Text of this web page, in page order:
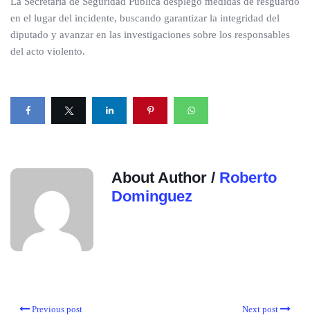
en el lugar del incidente, buscando garantizar la integridad del
diputado y avanzar en las investigaciones sobre los responsables
del acto violento.
About Author / Roberto
Dominguez
Previous post Next post